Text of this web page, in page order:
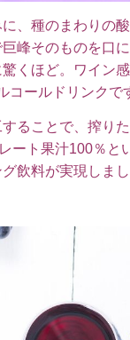
、種のまわりの
峰そのものを口
くほど。ワイン
コールドリンクで
ることで、搾り
ート果汁100％と
グ飲料が実現しまし